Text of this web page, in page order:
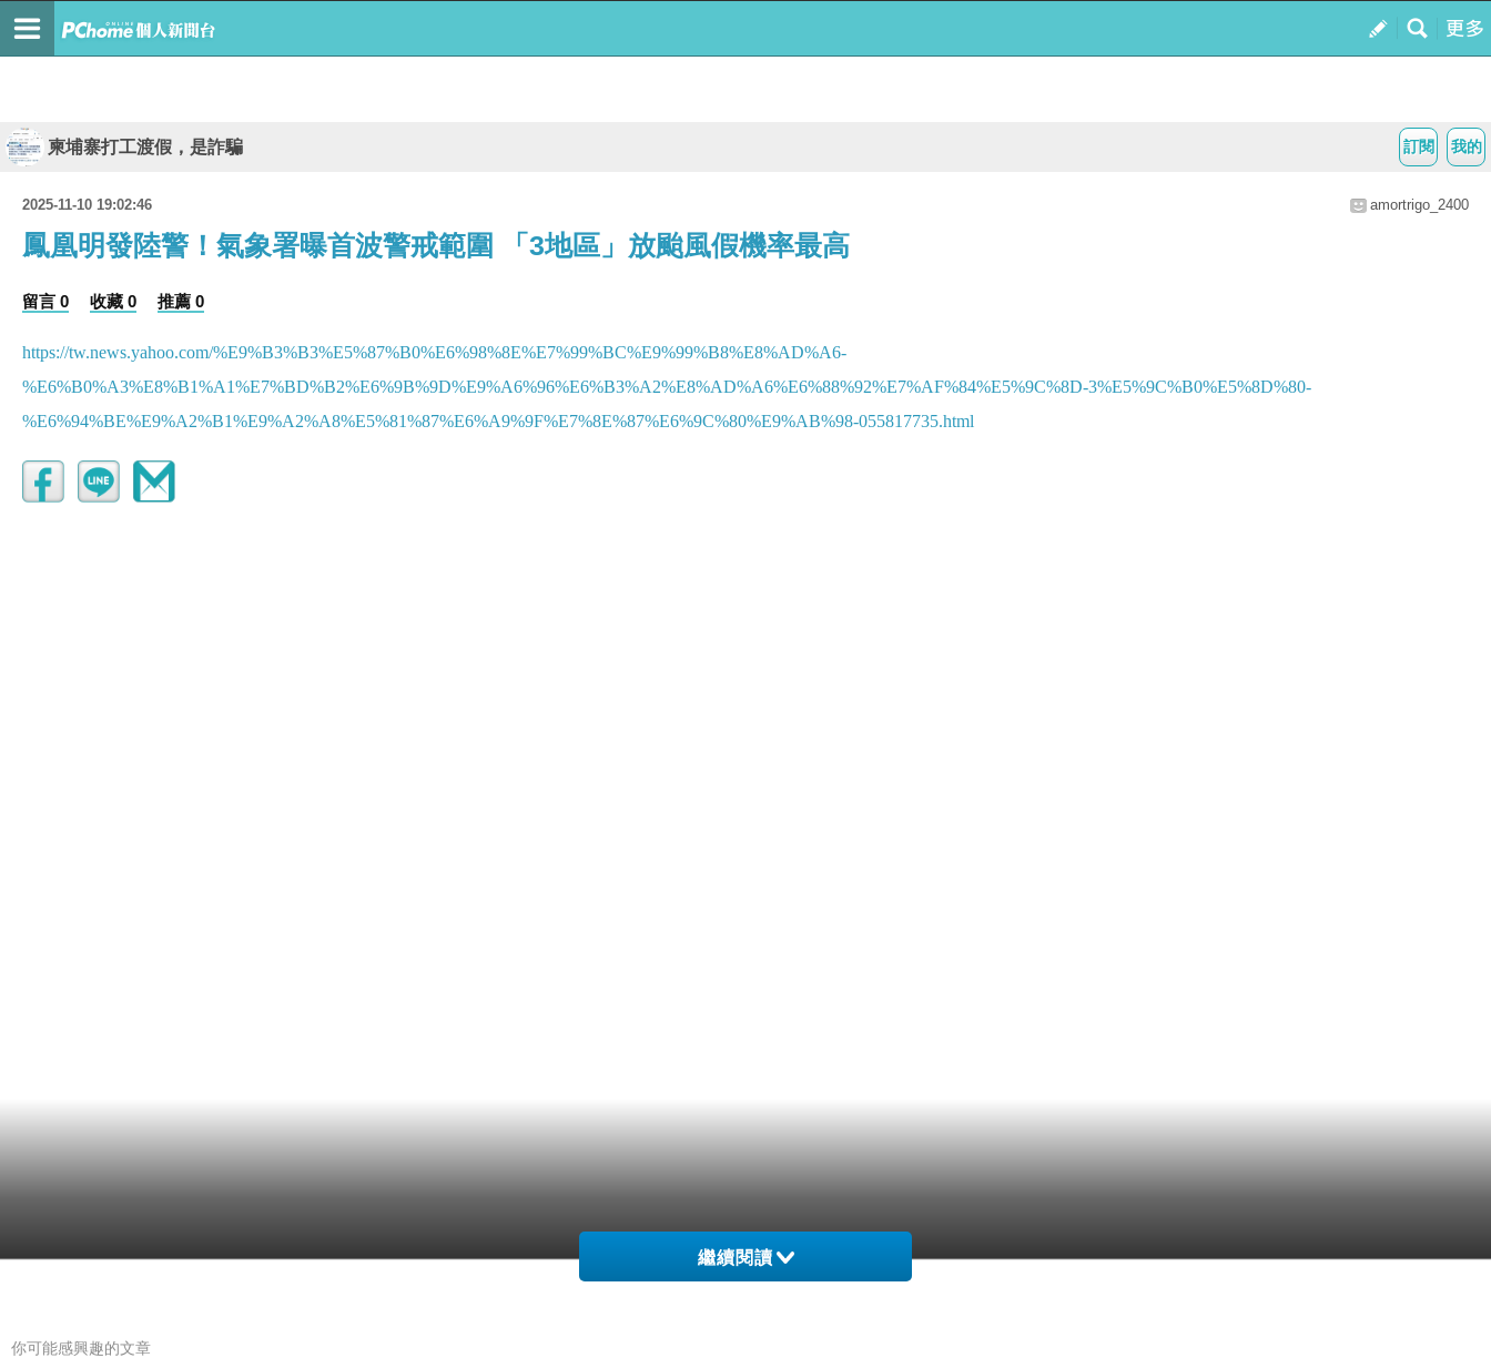
我的
訂閱
柬埔寨打工渡假，是詐騙
2025-11-10 19:02:46 amortrigo_2400
鳳凰明發陸警！氣象署曝首波警戒範圍 「3地區」放颱風假機率最高
留言 0 收藏 0 推薦 0
https://tw.news.yahoo.com/%E9%B3%B3%E5%87%B0%E6%98%8E%E7%99%BC%E9%99%B8%E8%AD%A6-
%E6%B0%A3%E8%B1%A1%E7%BD%B2%E6%9B%9D%E9%A6%96%E6%B3%A2%E8%AD%A6%E6%88%92%E7%AF%84%E5%9C%8D-3%E5%9C%B0%E5%8D%80-
%E6%94%BE%E9%A2%B1%E9%A2%A8%E5%81%87%E6%A9%9F%E7%8E%87%E6%9C%80%E9%AB%98-055817735.html
繼續閱讀
你可能感興趣的文章